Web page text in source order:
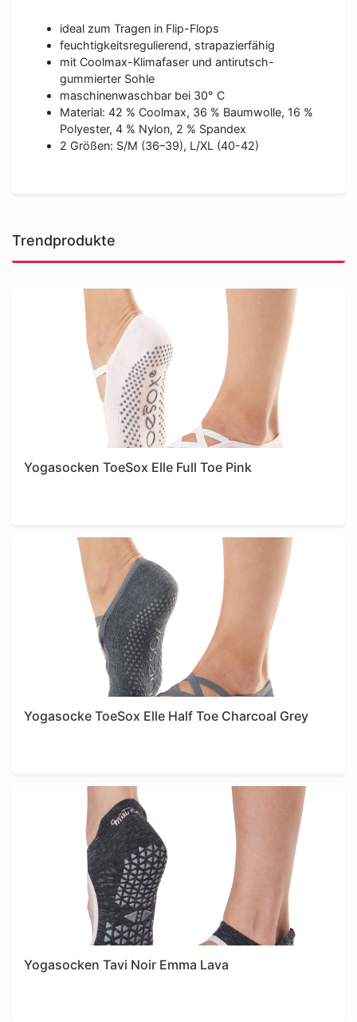
ideal zum Tragen in Flip-Flops
feuchtigkeitsregulierend, strapazierfähig
mit Coolmax-Klimafaser und antirutsch-
gummierter Sohle
maschinenwaschbar bei 30° C
Material: 42 % Coolmax, 36 % Baumwolle, 16 %
Polyester, 4 % Nylon, 2 % Spandex
2 Größen: S/M (36–39), L/XL (40-42)
Trendprodukte
Yogasocken ToeSox Elle Full Toe Pink
Yogasocke ToeSox Elle Half Toe Charcoal Grey
Yogasocken Tavi Noir Emma Lava